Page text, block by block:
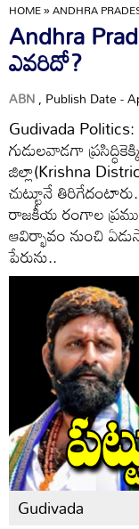
HOME»ANDHRA
Andhra
ఎవరిదో?
ABN, Publish Date -
Gudivada
గుడులవాడగా
జిల్లా(Krishna
చుట్టూనే
రాజకీయ రంగాల
ఆవిర్భావం నుంచి
పేరును..
Gudivada